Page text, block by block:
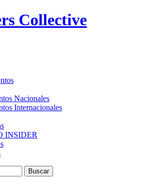
Collective
Nacionales
Internacionales
INSIDER